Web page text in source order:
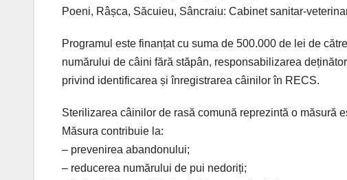
Poeni, Râșca, Săcuieu, Sâncraiu: Cabinet sanitar-
Programul este finanțat cu suma de 500.000 de lei de
numărului de câini fără stăpân, responsabilizarea
privind identificarea și înregistrarea câinilor în RECS.
Sterilizarea câinilor de rasă comună reprezintă o măsură
Măsura contribuie la:
– prevenirea abandonului;
– reducerea numărului de pui nedoriți;